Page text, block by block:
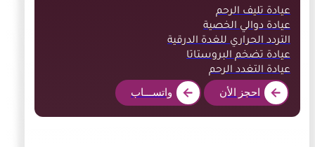
عيادة تليف الرحم
عيادة دوالي الخصية
التردد الحراري للغدة الدرقية
عيادة تضخم البروستاتا
عيادة التغدد الرحم
احجز الأن واتســـاب